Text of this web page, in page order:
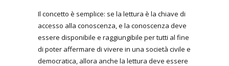
Il concetto è semplice: se la lettura è la chiave di
accesso alla conoscenza, e la conoscenza deve
essere disponibile e raggiungibile per tutti al fine
di poter affermare di vivere in una società civile e
democratica, allora anche la lettura deve essere